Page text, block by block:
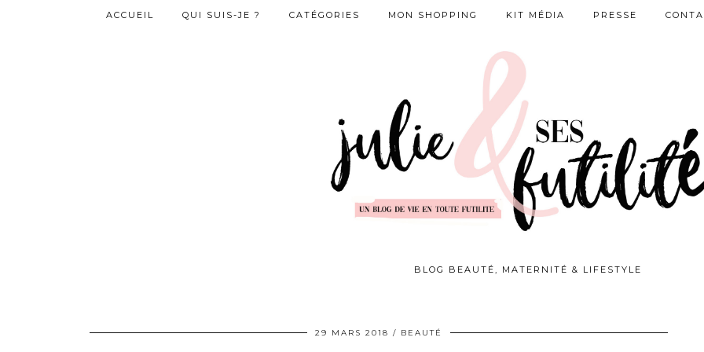
BLOG BEAUTÉ, MATERNITÉ & LIFESTYLE
ACCUEIL QUI SUIS-JE ? CATÉGORIES MON SHOPPING KIT MÉDIA PRESSE
29 MARS 2018 BEAUTÉ